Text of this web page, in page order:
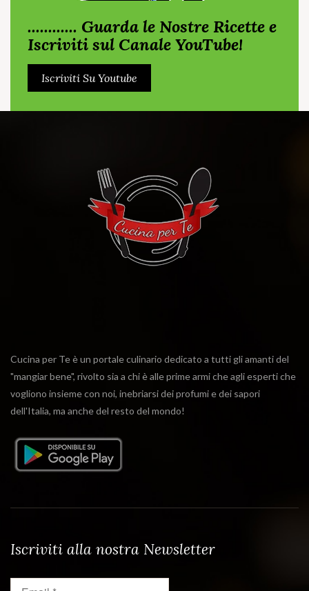
............ Guarda le Nostre Ricette e
Iscriviti sul Canale YouTube!
Iscriviti Su Youtube
Cucina per Te è un portale culinario dedicato a tutti gli amanti del
"mangiar bene", rivolto sia a chi è alle prime armi che agli esperti che
vogliono insieme con noi, inebriarsi dei profumi e dei sapori
dell'Italia, ma anche del resto del mondo!
Iscriviti alla nostra Newsletter